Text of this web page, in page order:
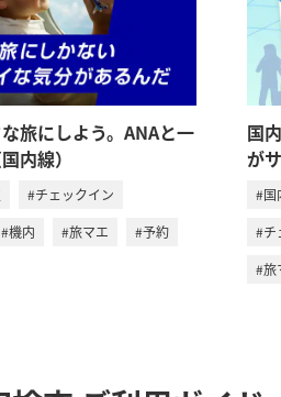
旅にしよう。ANAと一
内線）
#チェックイン
#機内 #旅マエ #予約
国
が
#国
#チ
#旅